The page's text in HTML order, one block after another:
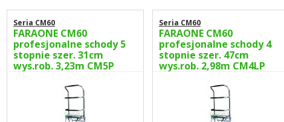
Seria CM60
FARAONE CM60
profesjonalne schody 5
stopnie szer. 31cm
wys.rob. 3,23m CM5P
Seria CM60
FARAONE CM60
profesjonalne schody 4
stopnie szer. 47cm
wys.rob. 2,98m CM4LP